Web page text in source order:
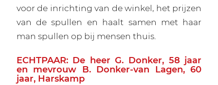
voor de inrichting van de winkel, het prijzen
van de spullen en haalt samen met haar
man spullen op bij mensen thuis.
ECHTPAAR: De heer G. Donker, 58 jaar
en mevrouw B. Donker-van Lagen, 60
jaar, Harskamp